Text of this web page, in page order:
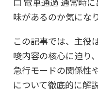
味があるのか気にな
この記事では、主役
唆内容の核心に迫り
急行モードの関係性
について徹底的に解